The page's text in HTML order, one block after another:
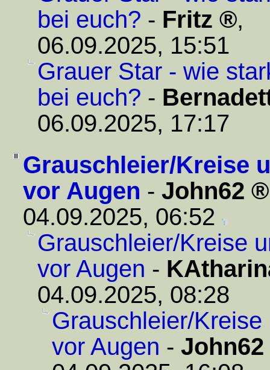
bei euch? - Fritz
,
06.09.2025, 15:51
Grauer Star - wie
bei euch? -
06.09.2025, 17:17
Grauschleier/Kreise
vor Augen - John62
04.09.2025, 06:52
Grauschleier/Kreise
vor Augen -
04.09.2025, 08:28
Grauschleier/
vor Augen - John62